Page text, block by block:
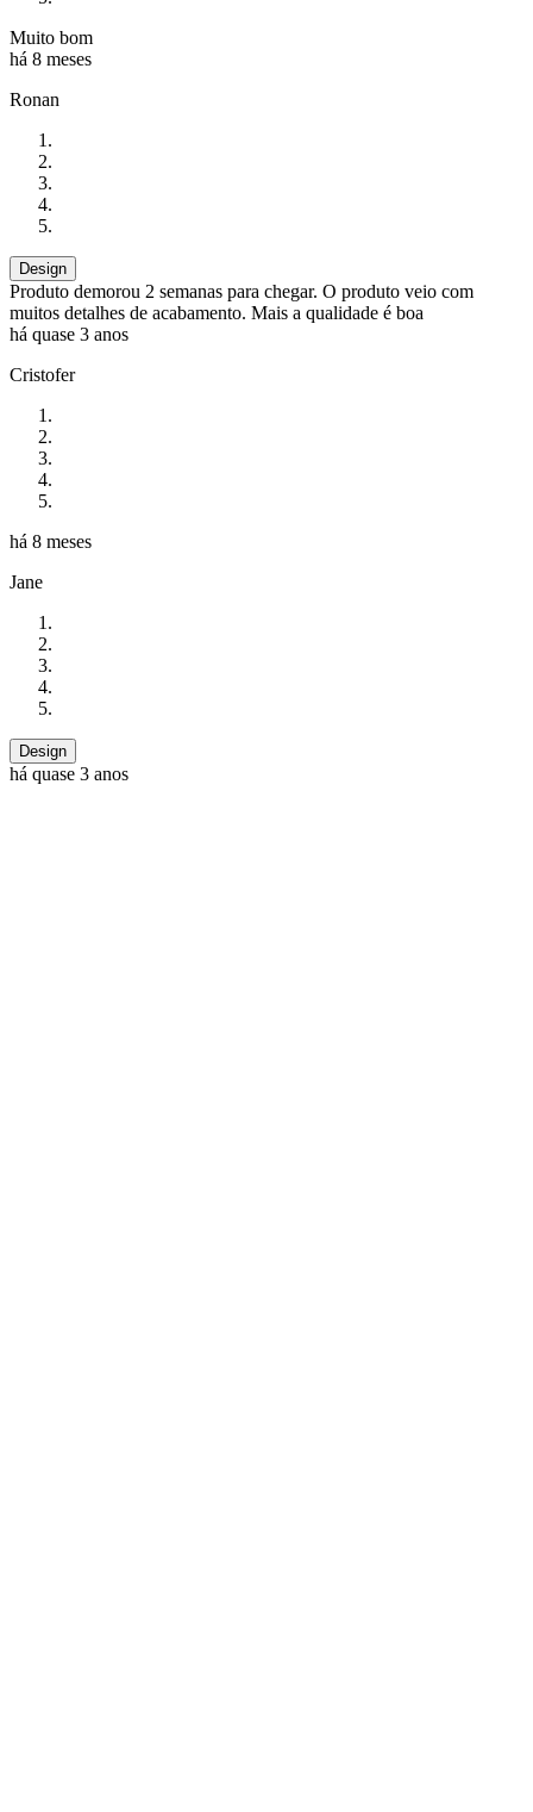
Muito bom
há 8 meses
Ronan
Design
Produto demorou 2 semanas para chegar. O produto veio com
muitos detalhes de acabamento. Mais a qualidade é boa
há quase 3 anos
Cristofer
há 8 meses
Jane
Design
há quase 3 anos